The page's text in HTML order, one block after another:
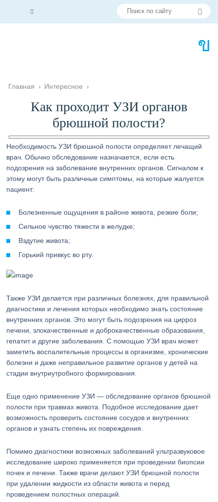
Главная › Интересное ›
Как проходит УЗИ органов
брюшной полости?
Необходимость УЗИ брюшной полости определяет лечащий
врач. Обычно обследование назначается, если есть
подозрения на заболевание внутренних органов. Сигналом к
этому могут быть различные симптомы, на которые жалуется
пациент:
Болезненные ощущения в районе живота, резкие боли;
Сильное чувство тяжести в желудке;
Вздутие живота;
Горький привкус во рту.
Также УЗИ делается при различных болезнях, для правильной
диагностики и лечения которых необходимо знать состояние
внутренних органов. Это могут быть подозрения на цирроз
печени, злокачественные и доброкачественные образования,
гепатит и другие заболевания. С помощью УЗИ врач может
заметить воспалительные процессы в организме, хронические
болезни и даже неправильное развитие органов у детей на
стадии внутриутробного формирования.
Еще одно применение УЗИ — обследование органов брюшной
полости при травмах живота. Подобное исследование дает
возможность проверить состояние сосудов и внутренних
органов и узнать степень их повреждения.
Помимо диагностики возможных заболеваний ультразвуковое
исследование широко применяется при проведении биопсии
почек и печени. Также врачи делают УЗИ брюшной полости
при удалении жидкости из области живота и перед
проведением полостных операций.